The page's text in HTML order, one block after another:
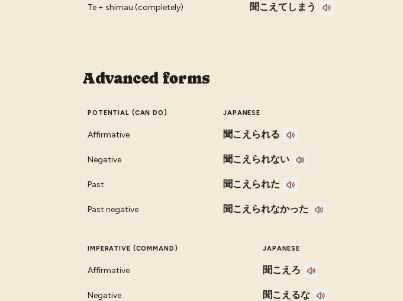
Te + shimau (completely) 聞こえてしまう
Advanced forms
POTENTIAL (CAN DO) JAPANESE
Affirmative 聞こえられる
Negative 聞こえられない
Past 聞こえられた
Past negative 聞こえられなかった
IMPERATIVE (COMMAND) JAPANESE
Affirmative 聞こえろ
Negative 聞こえるな